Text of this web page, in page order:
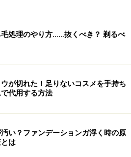
ンコンシーラー
イニングインプレッションア
です。最新の内容をご確認くださ
方法による実践に起因して肌荒れや
ります。実践の際には、必ず自身の体
慮し、正しい方法で行ってください。
を保証するものではありません。
処理のやり方……抜くべき？ 剃るべ
が切れた！足りないコスメを手持ち
代用する方法
い？ファンデーションガ浮く時の原
は